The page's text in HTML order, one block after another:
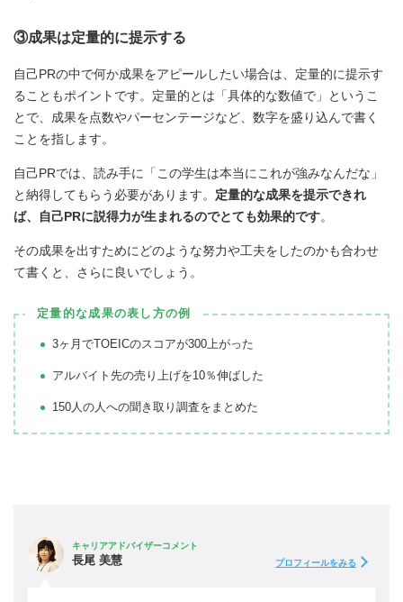
③成果は定量的に提示する
自己PRの中で何か成果をアピールしたい場合は、定量的に提示す
ることもポイントです。定量的とは「具体的な数値で」というこ
とで、成果を点数やパーセンテージなど、数字を盛り込んで書く
ことを指します。
自己PRでは、読み手に「この学生は本当にこれが強みなんだな」
と納得してもらう必要があります。 定量的な成果を提示できれ
ば、自己PRに説得力が生まれるのでとても効果的です。
その成果を出すためにどのような努力や工夫をしたのかも合わせ
て書くと、さらに良いでしょう。
定量的な成果の表し方の例
3ヶ月でTOEICのスコアが300上がった
アルバイト先の売り上げを10％伸ばした
150人の人への聞き取り調査をまとめた
キャリアアドバイザーコメント
長尾 美慧 プロフィールをみる